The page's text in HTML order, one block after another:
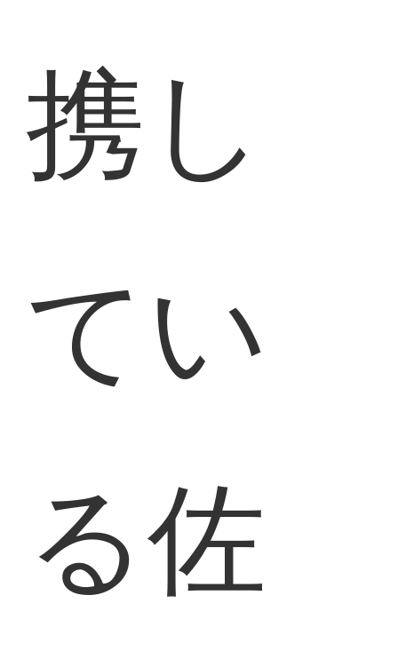
携し
てい
る佐